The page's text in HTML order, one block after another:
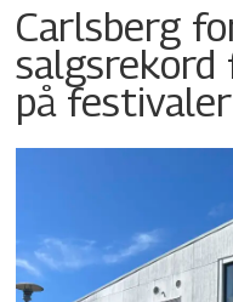
Carlsberg
på festivaler